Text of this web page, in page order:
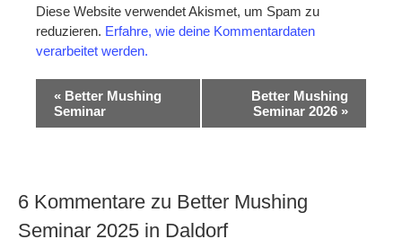
Diese Website verwendet Akismet, um Spam zu
reduzieren. Erfahre, wie deine Kommentardaten
verarbeitet werden.
n
s
« Better Mushing
Seminar
Better Mushing
Seminar 2026 »
6 Kommentare zu Better Mushing
Seminar 2025 in Daldorf